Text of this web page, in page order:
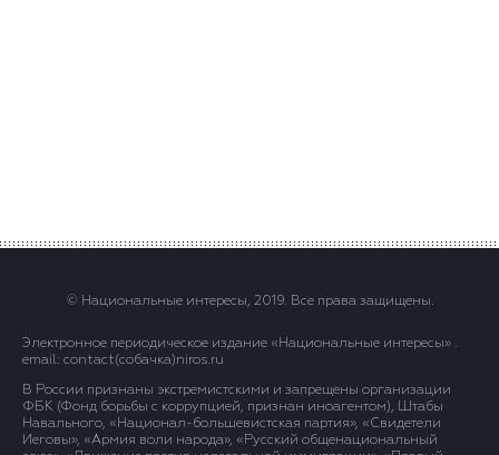
© Национальные интересы, 2019. Все права защищены.
Электронное периодическое издание «Национальные интересы» .
email: contact(сoбaчка)niros.ru
В России признаны экстремистскими и запрещены организации
ФБК (Фонд борьбы с коррупцией, признан иноагентом), Штабы
Навального, «Национал-большевистская партия», «Свидетели
Иеговы», «Армия воли народа», «Русский общенациональный